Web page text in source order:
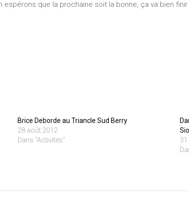
que la prochaine soit la bonne, ça va bien finir
Brice Deborde au Triancle Sud Berry
28 août 2012
Dans "Activités"